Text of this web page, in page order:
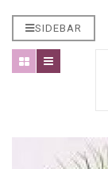
SIDEBAR